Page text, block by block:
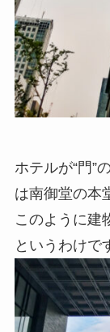
ホテルが“門”
は南御堂の本
このように建
というわけで